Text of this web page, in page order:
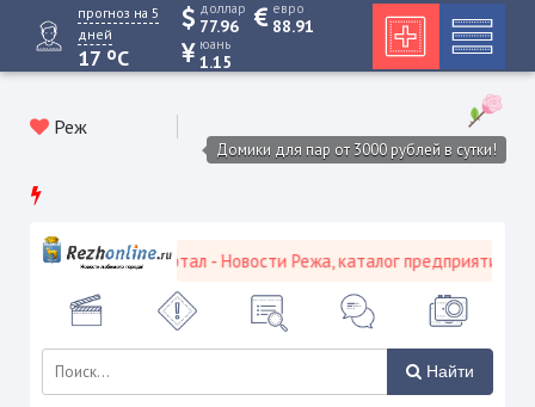
прогноз на 5
дней
17 oC
доллар
77.96
евро
88.91
юань
1.15
Реж
Домики для пар от 3000 рублей в сутки!
городской портал - Новости Режа, каталог предприятий,
Найти